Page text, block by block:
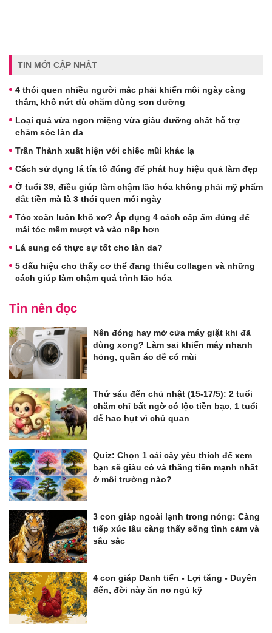
TIN MỚI CẬP NHẬT
4 thói quen nhiều người mắc phải khiến môi ngày càng
thâm, khô nứt dù chăm dùng son dưỡng
Loại quả vừa ngon miệng vừa giàu dưỡng chất hỗ trợ
chăm sóc làn da
Trấn Thành xuất hiện với chiếc mũi khác lạ
Cách sử dụng lá tía tô đúng để phát huy hiệu quả làm đẹp
Ở tuổi 39, điều giúp làm chậm lão hóa không phải mỹ phẩm
đắt tiền mà là 3 thói quen mỗi ngày
Tóc xoăn luôn khô xơ? Áp dụng 4 cách cấp ẩm đúng để
mái tóc mềm mượt và vào nếp hơn
Lá sung có thực sự tốt cho làn da?
5 dấu hiệu cho thấy cơ thể đang thiếu collagen và những
cách giúp làm chậm quá trình lão hóa
Tin nên đọc
Nên đóng hay mở cửa máy giặt khi đã
dùng xong? Làm sai khiến máy nhanh
hỏng, quần áo dễ có mùi
Thứ sáu đến chủ nhật (15-17/5): 2 tuổi
chăm chỉ bất ngờ có lộc tiền bạc, 1 tuổi
dễ hao hụt vì chủ quan
Quiz: Chọn 1 cái cây yêu thích để xem
bạn sẽ giàu có và thăng tiến mạnh nhất
ở môi trường nào?
3 con giáp ngoài lạnh trong nóng: Càng
tiếp xúc lâu càng thấy sống tình cảm và
sâu sắc
4 con giáp Danh tiến - Lợi tăng - Duyên
đến, đời này ăn no ngủ kỹ